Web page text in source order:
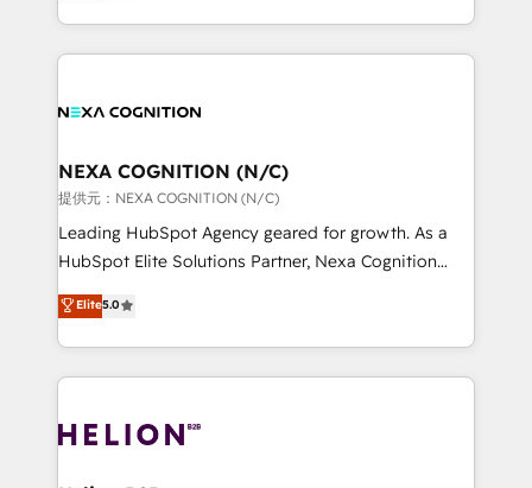
to HubSpot New lead generation strategies Time-
implementation. And we deliver best practice across
the whole HubSpot platform, covering marketing,
all businesses, from start-up to Enterprise, and have
the world. Our human approach to digital
transformation is designed for businesses who want
to grow. And we're passionate about APAC
businesses leading the world in technology, agility
record migrating businesses from CRM & Marketing
Platforms such as Salesforce, Dynamics, Pipedrive,
with attract and retain customers, manage their
business people and processes, and how they
NEXA COGNITION (N/C)
提供元：NEXA COGNITION (N/C)
Leading HubSpot Agency geared for growth. As a
HubSpot Elite Solutions Partner, Nexa Cognition
ranks in the top 1% of global HubSpot Partners and
has been one of the longest-standing partners since
2012. We empower businesses to harness the full
potential of HubSpot by combining strategic
bespoke HubSpot solutions tailored to drive
Elite5.0